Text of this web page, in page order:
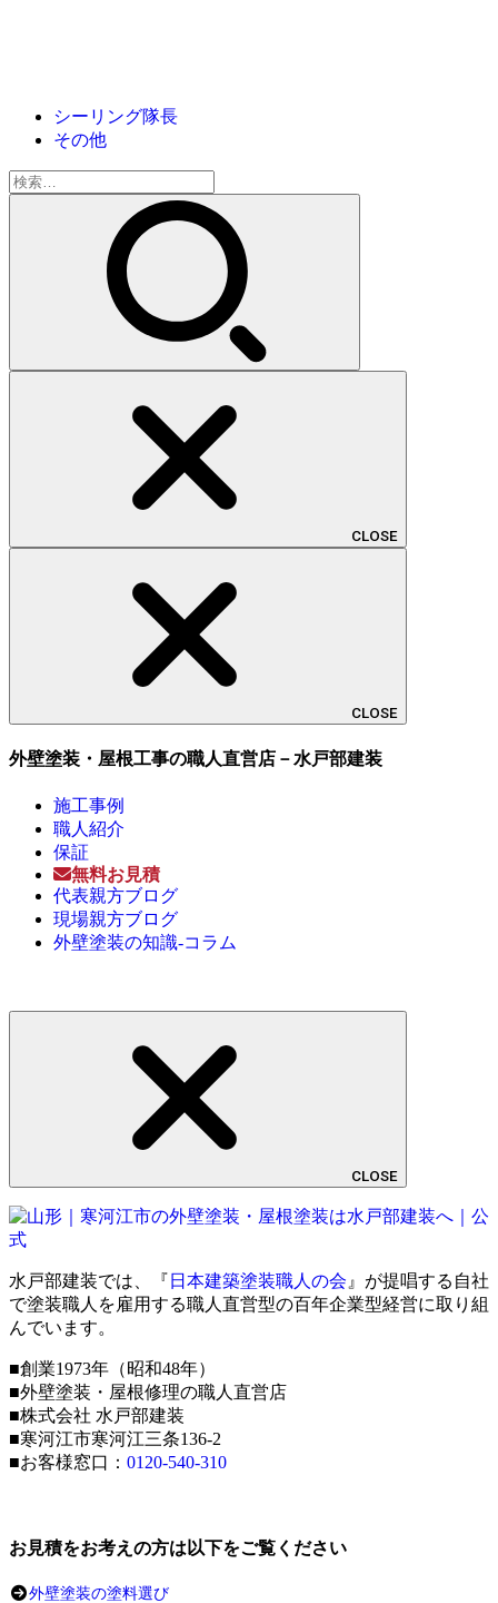
シーリング隊長
その他
検
索:
CLOSE
CLOSE
外壁塗装・屋根工事の職人直営店－水戸部建装
施工事例
職人紹介
保証
無料お見積
代表親方ブログ
現場親方ブログ
外壁塗装の知識-コラム
CLOSE
水戸部建装では、『 日本建築塗装職人の会 』が提唱する自社
で塗装職人を雇用する職人直営型の百年企業型経営に取り組
んでいます。
■創業1973年（昭和48年）
■外壁塗装・屋根修理の職人直営店
■株式会社 水戸部建装
■寒河江市寒河江三条136-2
■お客様窓口： 0120-540-310
お見積をお考えの方は以下をご覧ください
外壁塗装の塗料選び